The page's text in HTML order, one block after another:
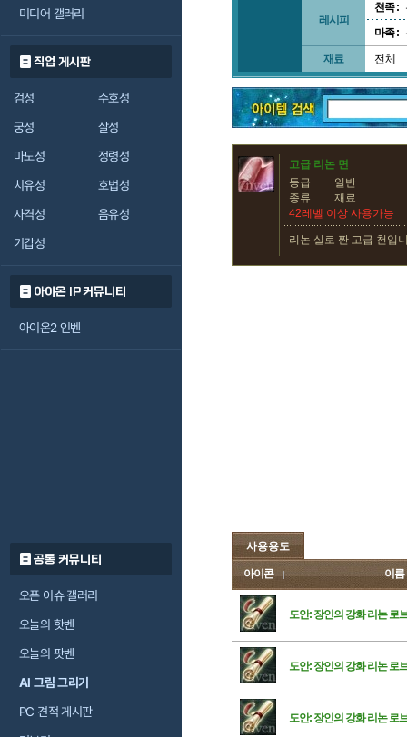
미디어 갤러리
직업 게시판
검성
수호성
궁성
살성
마도성
정령성
치유성
호법성
사격성
음유성
기갑성
아이온 IP 커뮤니티
아이온2 인벤
공통 커뮤니티
오픈 이슈 갤러리
오늘의 핫벤
오늘의 팟벤
AI 그림 그리기
PC 견적 게시판
레시피
천족 :
마족 :
재료 전체
고급 리논 면
등급
일반
종류
재료
42레벨 이상 사용가능
리논 실로 짠 고급 천입
사용용도
아이콘 이름
도안: 장인의 강화 리논 로
도안: 장인의 강화 리논 로
도안: 장인의 강화 리논 로